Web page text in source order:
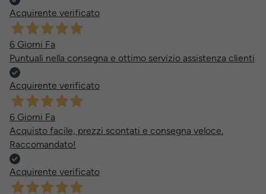
Acquirente verificato
6 Giorni Fa
Puntuali nella consegna e ottimo servizio assistenza clienti
Acquirente verificato
6 Giorni Fa
Acquisto facile, prezzi scontati e consegna veloce.
Raccomandato!
Acquirente verificato